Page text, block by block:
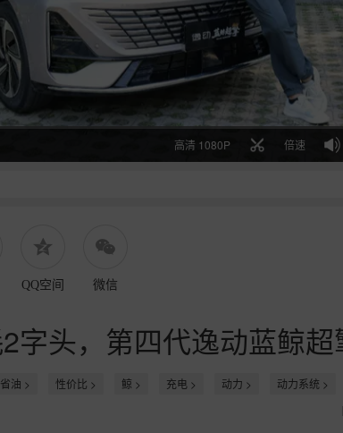
高清 1080P 倍速
QQ空间 微信
字头，第四代逸动蓝鲸超
省油 > 性价比 > 鲸 > 充电 > 动力 > 动力系统 >